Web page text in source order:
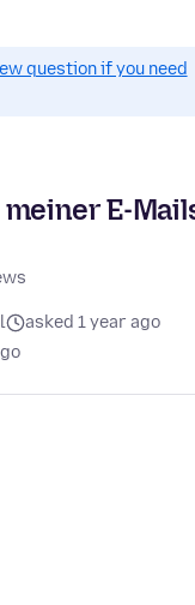
question if you need
E-
asked 1 year ago